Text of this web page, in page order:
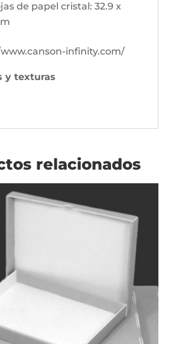
de papel cristal: 32.9 x
infinity.com/
y texturas
relacionados